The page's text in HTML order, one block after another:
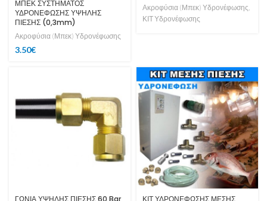
ΜΠΕΚ ΣΥΣΤΗΜΑΤΟΣ
ΥΔΡΟΝΕΦΩΣΗΣ ΥΨΗΛΗΣ
ΠΙΕΣΗΣ (0,3mm)
Ακροφύσια (Μπεκ) Υδρονέφωσης
3.50€
Ακροφύσια (Μπεκ) Υδρονέφωσης,
ΚΙΤ Υδρονέφωσης
ΓΩΝΙΑ ΥΨΗΛΗΣ ΠΙΕΣΗΣ 60 Bar
ΚΙΤ ΥΔΡΟΝΕΦΩΣΗΣ ΜΕΣΗΣ